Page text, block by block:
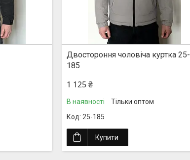
Двостороння чоловіча куртка 25-
185
1 125 ₴
В наявності
Тільки оптом
25-185
Купити